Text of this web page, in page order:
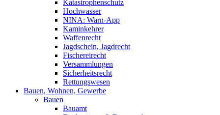
Katastrophenschutz
Hochwasser
NINA: Warn-App
Kaminkehrer
Waffenrecht
Jagdschein, Jagdrecht
Fischereirecht
Versammlungen
Sicherheitsrecht
Rettungswesen
Bauen, Wohnen, Gewerbe
Bauen
Bauamt